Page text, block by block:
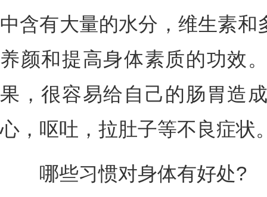
中含有大量的水分，维生素
养颜和提高身体素质的功效
果，很容易给自己的肠胃造
心，呕吐，拉肚子等不良症状
哪些习惯对身体有好处?